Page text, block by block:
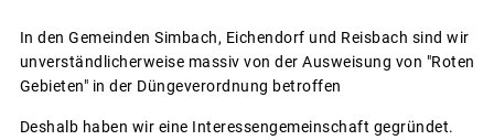
In den Gemeinden Simbach, Eichendorf und Reisbach sind wir
unverständlicherweise massiv von der Ausweisung von "Roten
Gebieten" in der Düngeverordnung betroffen
Deshalb haben wir eine Interessengemeinschaft gegründet.